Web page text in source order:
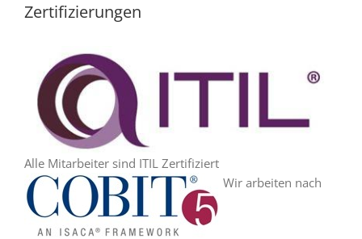
Zertifizierungen
Alle Mitarbeiter sind ITIL Zertifiziert
Wir arbeiten nach